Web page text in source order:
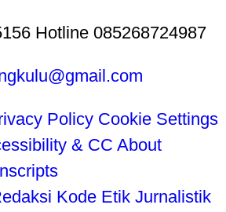
Hotline 085268724987
Policy Cookie Settings
& CC About
Kode Etik Jurnalistik